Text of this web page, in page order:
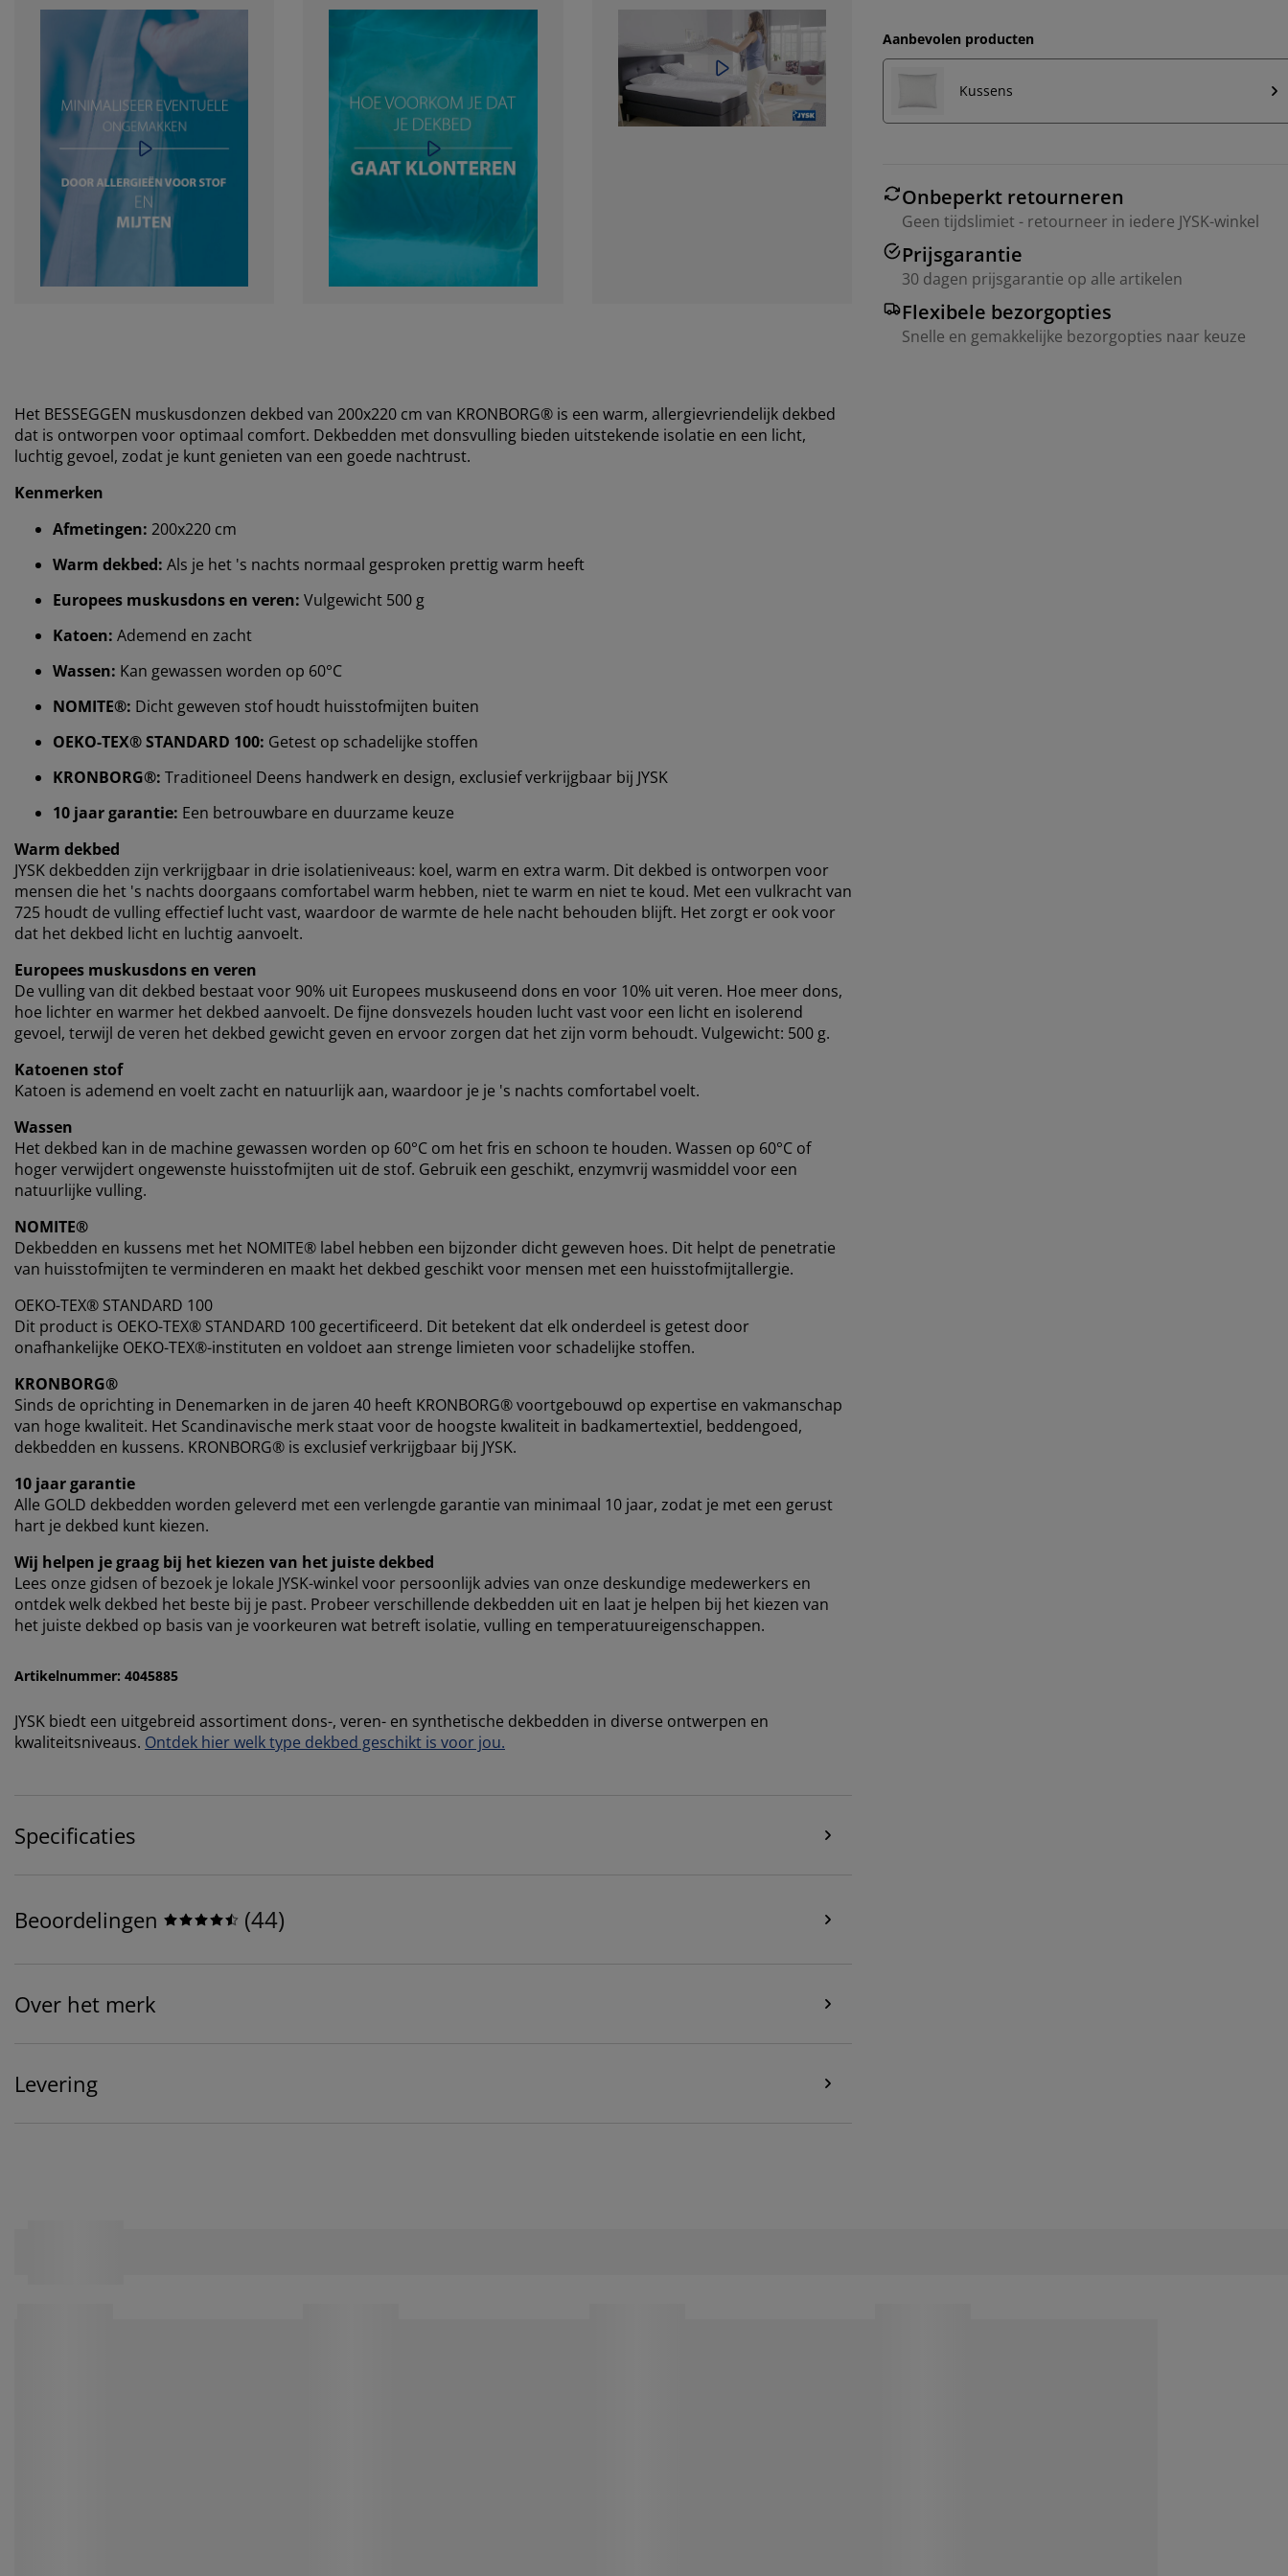
Aanbevolen producten
Kussens
Onbeperkt retourneren
Geen tijdslimiet - retourneer in iedere JYSK-winkel
Prijsgarantie
30 dagen prijsgarantie op alle artikelen
Flexibele bezorgopties
Snelle en gemakkelijke bezorgopties naar keuze
Het BESSEGGEN muskusdonzen dekbed van 200x220 cm van KRONBORG® is een warm, allergievriendelijk dekbed
dat is ontworpen voor optimaal comfort. Dekbedden met donsvulling bieden uitstekende isolatie en een licht,
luchtig gevoel, zodat je kunt genieten van een goede nachtrust.
Kenmerken
Afmetingen: 200x220 cm
Warm dekbed: Als je het 's nachts normaal gesproken prettig warm heeft
Europees muskusdons en veren: Vulgewicht 500 g
Katoen: Ademend en zacht
Wassen: Kan gewassen worden op 60°C
NOMITE®: Dicht geweven stof houdt huisstofmijten buiten
OEKO-TEX® STANDARD 100: Getest op schadelijke stoffen
KRONBORG®: Traditioneel Deens handwerk en design, exclusief verkrijgbaar bij JYSK
10 jaar garantie: Een betrouwbare en duurzame keuze
Warm dekbed
JYSK dekbedden zijn verkrijgbaar in drie isolatieniveaus: koel, warm en extra warm. Dit dekbed is ontworpen voor
mensen die het 's nachts doorgaans comfortabel warm hebben, niet te warm en niet te koud. Met een vulkracht van
725 houdt de vulling effectief lucht vast, waardoor de warmte de hele nacht behouden blijft. Het zorgt er ook voor
dat het dekbed licht en luchtig aanvoelt.
Europees muskusdons en veren
De vulling van dit dekbed bestaat voor 90% uit Europees muskuseend dons en voor 10% uit veren. Hoe meer dons,
hoe lichter en warmer het dekbed aanvoelt. De fijne donsvezels houden lucht vast voor een licht en isolerend
gevoel, terwijl de veren het dekbed gewicht geven en ervoor zorgen dat het zijn vorm behoudt. Vulgewicht: 500 g.
Katoenen stof
Katoen is ademend en voelt zacht en natuurlijk aan, waardoor je je 's nachts comfortabel voelt.
Wassen
Het dekbed kan in de machine gewassen worden op 60°C om het fris en schoon te houden. Wassen op 60°C of
hoger verwijdert ongewenste huisstofmijten uit de stof. Gebruik een geschikt, enzymvrij wasmiddel voor een
natuurlijke vulling.
NOMITE®
Dekbedden en kussens met het NOMITE® label hebben een bijzonder dicht geweven hoes. Dit helpt de penetratie
van huisstofmijten te verminderen en maakt het dekbed geschikt voor mensen met een huisstofmijtallergie.
OEKO-TEX® STANDARD 100
Dit product is OEKO-TEX® STANDARD 100 gecertificeerd. Dit betekent dat elk onderdeel is getest door
onafhankelijke OEKO-TEX®-instituten en voldoet aan strenge limieten voor schadelijke stoffen.
KRONBORG®
Sinds de oprichting in Denemarken in de jaren 40 heeft KRONBORG® voortgebouwd op expertise en vakmanschap
van hoge kwaliteit. Het Scandinavische merk staat voor de hoogste kwaliteit in badkamertextiel, beddengoed,
dekbedden en kussens. KRONBORG® is exclusief verkrijgbaar bij JYSK.
10 jaar garantie
Alle GOLD dekbedden worden geleverd met een verlengde garantie van minimaal 10 jaar, zodat je met een gerust
hart je dekbed kunt kiezen.
Wij helpen je graag bij het kiezen van het juiste dekbed
Lees onze gidsen of bezoek je lokale JYSK-winkel voor persoonlijk advies van onze deskundige medewerkers en
ontdek welk dekbed het beste bij je past. Probeer verschillende dekbedden uit en laat je helpen bij het kiezen van
het juiste dekbed op basis van je voorkeuren wat betreft isolatie, vulling en temperatuureigenschappen.
Artikelnummer: 4045885
JYSK biedt een uitgebreid assortiment dons-, veren- en synthetische dekbedden in diverse ontwerpen en
kwaliteitsniveaus. Ontdek hier welk type dekbed geschikt is voor jou.
Specificaties
Beoordelingen (44)
Over het merk
Levering